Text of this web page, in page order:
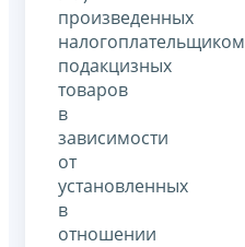
произведенных
налогоплательщиком
подакцизных
товаров
в
зависимости
от
установленных
в
отношении